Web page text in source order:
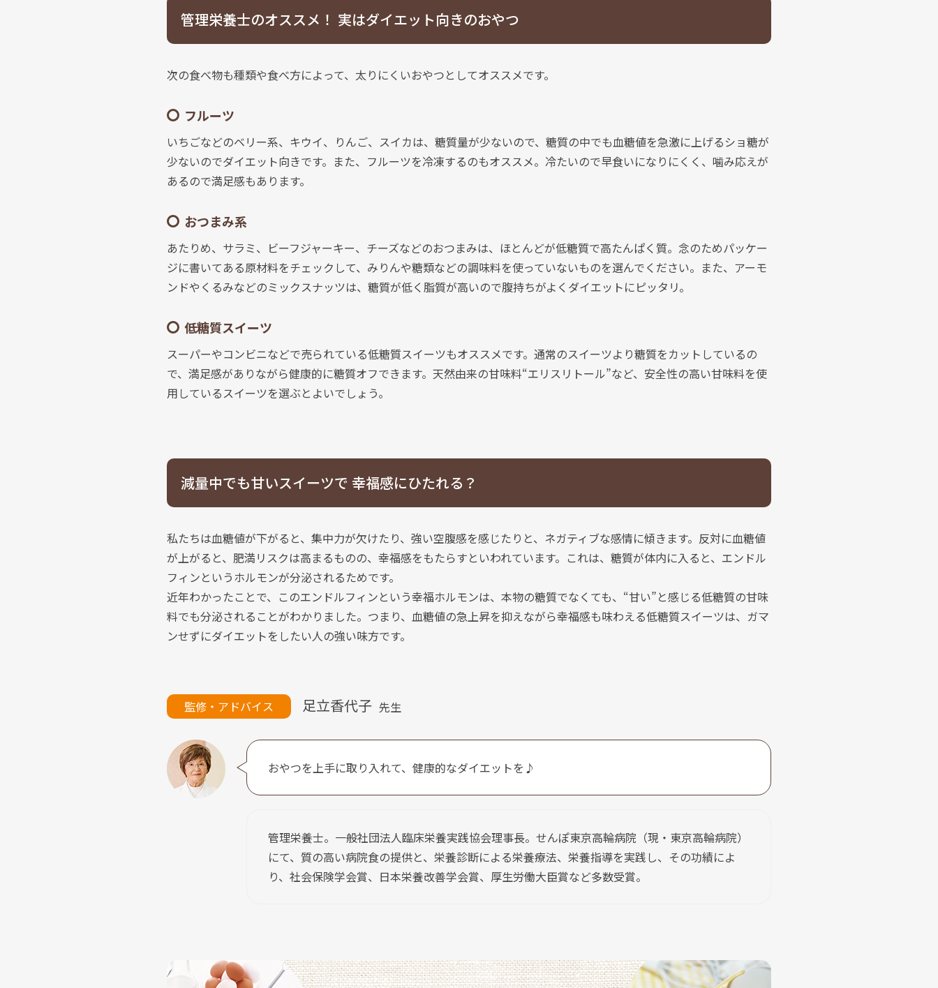
管理栄養士のオススメ！ 実はダイエット向きのおやつ
次の食べ物も種類や食べ方によって、太りにくいおやつとしてオススメです。
フルーツ
いちごなどのベリー系、キウイ、りんご、スイカは、糖質量が少ないので、糖質の中でも血糖値を急激に上げるショ糖が
少ないのでダイエット向きです。また、フルーツを冷凍するのもオススメ。冷たいので早食いになりにくく、噛み応えが
あるので満足感もあります。
おつまみ系
あたりめ、サラミ、ビーフジャーキー、チーズなどのおつまみは、ほとんどが低糖質で高たんぱく質。念のためパッケー
ジに書いてある原材料をチェックして、みりんや糖類などの調味料を使っていないものを選んでください。また、アーモ
ンドやくるみなどのミックスナッツは、糖質が低く脂質が高いので腹持ちがよくダイエットにピッタリ。
低糖質スイーツ
スーパーやコンビニなどで売られている低糖質スイーツもオススメです。通常のスイーツより糖質をカットしているの
で、満足感がありながら健康的に糖質オフできます。天然由来の甘味料“エリスリトール”など、安全性の高い甘味料を使
用しているスイーツを選ぶとよいでしょう。
減量中でも甘いスイーツで 幸福感にひたれる？
私たちは血糖値が下がると、集中力が欠けたり、強い空腹感を感じたりと、ネガティブな感情に傾きます。反対に血糖値
が上がると、肥満リスクは高まるものの、幸福感をもたらすといわれています。これは、糖質が体内に入ると、エンドル
フィンというホルモンが分泌されるためです。
近年わかったことで、このエンドルフィンという幸福ホルモンは、本物の糖質でなくても、“甘い”と感じる低糖質の甘味
料でも分泌されることがわかりました。つまり、血糖値の急上昇を抑えながら幸福感も味わえる低糖質スイーツは、ガマ
ンせずにダイエットをしたい人の強い味方です。
監修・アドバイス 足立香代子 先生
おやつを上手に取り入れて、健康的なダイエットを♪
管理栄養士。一般社団法人臨床栄養実践協会理事長。せんぽ東京高輪病院（現・東京高輪病院）
にて、質の高い病院食の提供と、栄養診断による栄養療法、栄養指導を実践し、その功績によ
り、社会保険学会賞、日本栄養改善学会賞、厚生労働大臣賞など多数受賞。